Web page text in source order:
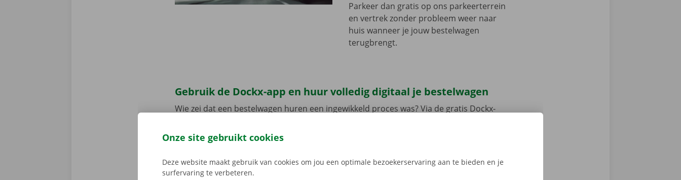
Parkeer dan gratis op ons parkeerterrein
en vertrek zonder probleem weer naar
huis wanneer je jouw bestelwagen
terugbrengt.
Gebruik de Dockx-app en huur volledig digitaal je bestelwagen
Wie zei dat een bestelwagen huren een ingewikkeld proces was? Via de gratis Dockx-
de app, kies jouw model en reken af. Wanneer je de bestelwagen ophaalt, ontgrendel
je deze met de digitale sleutel. Vind de app voor
aanbod.
Onze site gebruikt cookies
Deze website maakt gebruik van cookies om jou een optimale bezoekerservaring aan te bieden en je
surfervaring te verbeteren.